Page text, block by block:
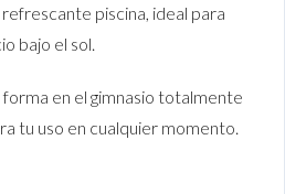
piscina, ideal para
bajo el sol.
en el gimnasio totalmente
tu uso en cualquier momento.